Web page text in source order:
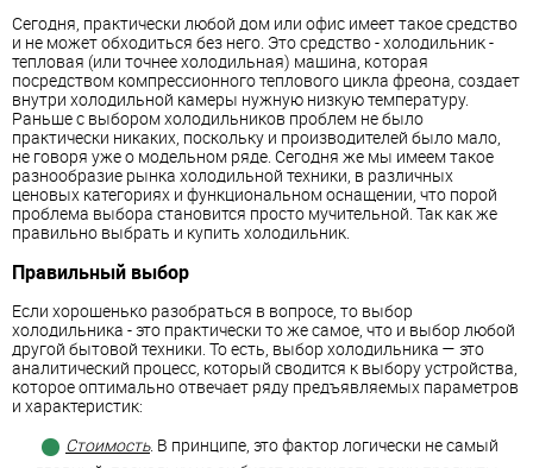
Сегодня, практически любой дом или офис имеет такое средство
и не может обходиться без него. Это средство - холодильник -
тепловая (или точнее холодильная) машина, которая
посредством компрессионного теплового цикла фреона, создает
внутри холодильной камеры нужную низкую температуру.
Раньше с выбором холодильников проблем не было
практически никаких, поскольку и производителей было мало,
не говоря уже о модельном ряде. Сегодня же мы имеем такое
разнообразие рынка холодильной техники, в различных
ценовых категориях и функциональном оснащении, что порой
проблема выбора становится просто мучительной. Так как же
правильно выбрать и купить холодильник.
Правильный выбор
Если хорошенько разобраться в вопросе, то выбор
холодильника - это практически то же самое, что и выбор любой
другой бытовой техники. То есть, выбор холодильника — это
аналитический процесс, который сводится к выбору устройства,
которое оптимально отвечает ряду предъявляемых параметров
и характеристик:
Стоимость. В принципе, это фактор логически не самый